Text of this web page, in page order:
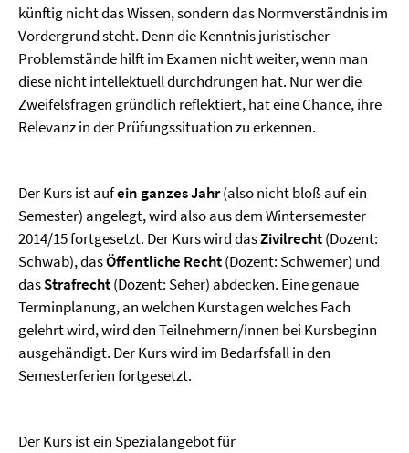
künftig nicht das Wissen, sondern das Normverständnis im
Vordergrund steht. Denn die Kenntnis juristischer
Problemstände hilft im Examen nicht weiter, wenn man
diese nicht intellektuell durchdrungen hat. Nur wer die
Zweifelsfragen gründlich reflektiert, hat eine Chance, ihre
Relevanz in der Prüfungssituation zu erkennen.
Der Kurs ist aufein ganzes Jahr(also nicht bloß auf ein
Semester) angelegt, wird also aus dem Wintersemester
2014/15 fortgesetzt. Der Kurs wird dasZivilrecht(Dozent:
Schwab), dasÖffentliche Recht(Dozent: Schwemer) und
dasStrafrecht(Dozent: Seher) abdecken. Eine genaue
Terminplanung, an welchen Kurstagen welches Fach
gelehrt wird, wird den Teilnehmern/innen bei Kursbeginn
ausgehändigt. Der Kurs wird im Bedarfsfall in den
Semesterferien fortgesetzt.
Der Kurs ist ein Spezialangebot für